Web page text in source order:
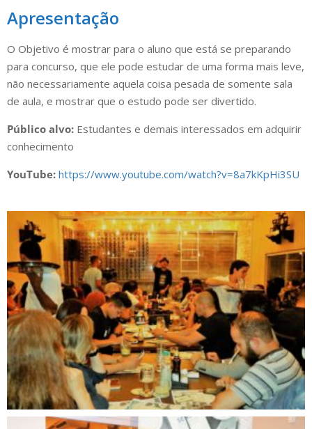
Apresentação
O Objetivo é mostrar para o aluno que está se preparando
para concurso, que ele pode estudar de uma forma mais leve,
não necessariamente aquela coisa pesada de somente sala
de aula, e mostrar que o estudo pode ser divertido.
Público alvo: Estudantes e demais interessados em adquirir
conhecimento
YouTube: https://www.youtube.com/watch?v=8a7kKpHi3SU